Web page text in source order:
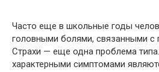
Часто еще в школьные годы
головными болями, связанными с
Страхи — еще одна проблема
характерными симптомами